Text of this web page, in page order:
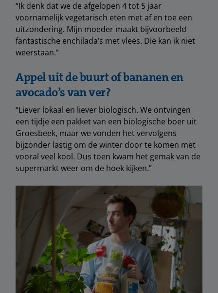
“Ik denk dat we de afgelopen 4 tot 5 jaar
voornamelijk vegetarisch eten met af en toe een
uitzondering. Mijn moeder maakt bijvoorbeeld
fantastische enchilada’s met vlees. Die kan ik niet
weerstaan.”
Appel uit de buurt of bananen en
avocado’s van ver?
“Liever lokaal en liever biologisch. We ontvingen
een tijdje een pakket van een biologische boer uit
Groesbeek, maar we vonden het vervolgens
bijzonder lastig om de winter door te komen met
vooral veel kool. Dus toen kwam het gemak van de
supermarkt weer om de hoek kijken.”